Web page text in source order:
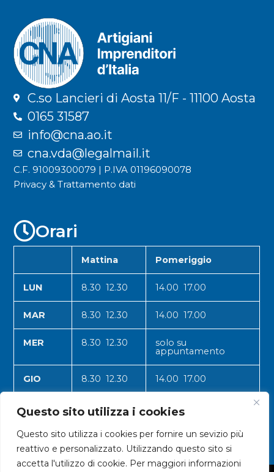
Questo sito utilizza i cookies
Questo sito utilizza i cookies per fornire un sevizio più
reattivo e personalizzato. Utilizzando questo sito si
accetta l'utilizzo di cookie. Per maggiori informazioni
C.so Lancieri di Aosta 11/F - 11100 Aosta
0165 31587
info@cna.ao.it
cna.vda@legalmail.it
C.F. 91009300079 | P.IVA 01196090078
Privacy & Trattamento dati
Orari
Mattina Pomeriggio
LUN 8.30 12.30 14.00 17.00
MAR 8.30 12.30 14.00 17.00
MER 8.30 12.30 solo su
appuntamento
GIO 8.30 12.30 14.00 17.00
VEN 8.30 12.30 14.00 17.00